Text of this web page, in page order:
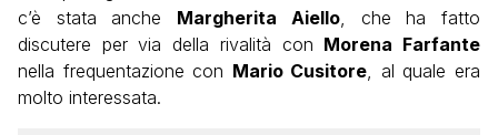
c’è stata anche Margherita Aiello, che ha fatto
discutere per via della rivalità con Morena Farfante
nella frequentazione con Mario Cusitore , al quale era
molto interessata.